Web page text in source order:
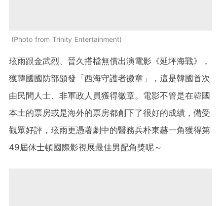
Photo from Trinity Entertainment
玹雨跟金武烈、晉久搭檔無償出演電影《延坪海戰》，
獲韓國國防部頒發「西海守護者徽章」，這是韓國首次
由民間人士、非軍政人員獲得徽章。電影不管是在韓國
本土的票房或是海外的票房都創下了很好的成績，備受
觀眾好評，玹雨更憑著劇中的醫務兵朴東赫一角獲得第
49屆休士頓國際影視展最佳男配角獎呢～